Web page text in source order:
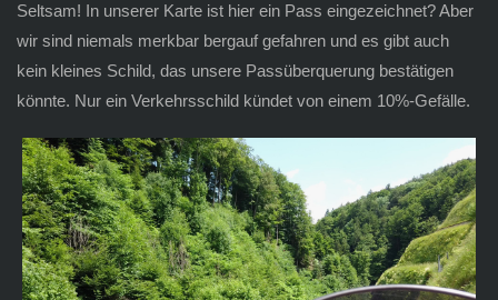
Seltsam! In unserer Karte ist hier ein Pass eingezeichnet? Aber
wir sind niemals merkbar bergauf gefahren und es gibt auch
kein kleines Schild, das unsere Passüberquerung bestätigen
könnte. Nur ein Verkehrsschild kündet von einem 10%-Gefälle.